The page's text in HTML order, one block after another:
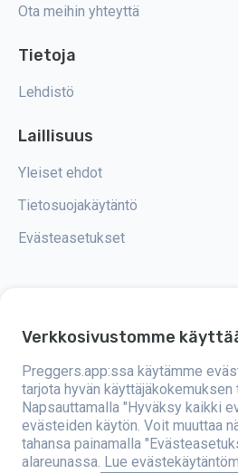
Ota meihin yhteyttä
Tietoja
Lehdistö
Laillisuus
Yleiset ehdot
Tietosuojakäytäntö
Evästeasetukset
Preggers on sovellus, jonka on kehittänyt
helpompaa tuleville ja tuoreille
Monipuolinen tiimi ja asiantuntijayhteistyö
käyttäjäystävällisten sovellusten
kaksi miljoonaa ihmistä. Preggers tarjoaa
jossa voi saada päivityksiä, vinkkejä ja
kunkin raskauden vaiheen mukaan.
vanhempia antamalla käytännön neuvoja
Preggers arvostaa monimuotoisuutta ja
Verkkosivustomme
Preggers.app:ssa käytämme
tarjota hyvän
Napsauttamalla "Hyväksy kaikki
evästeiden käytön. Voit muuttaa
tahansa painamalla
alareunassa. Lue